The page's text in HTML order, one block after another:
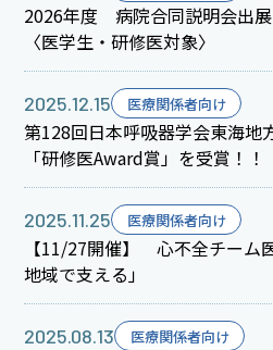
2026年度 病院合同説明会出
〈医学生・研修医対象〉
2025.12.15 医療関係者向け
第128回日本呼吸器学会東海地
「研修医Award賞」を受賞！！
2025.11.25 医療関係者向け
【11/27開催】 心不全チー
地域で支える」
2025.08.13 医療関係者向け